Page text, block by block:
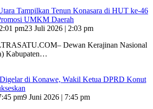
Tampilkan Tenun Konasara di HUT ke-46
UMKM Daerah
pm23 Juli 2026 | 2:03 pm
Dewan Kerajinan Nasional
Kabupaten…
di Konawe, Wakil Ketua DPRD Konut
pm9 Juni 2026 | 7:45 pm